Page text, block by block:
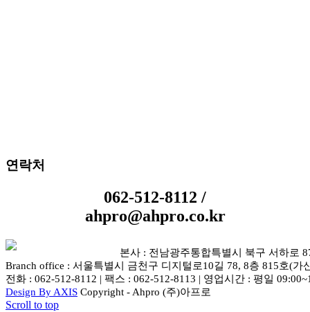
연락처
062-512-8112 /
ahpro@ahpro.co.kr
본사 : 전남광주통합특별시 북구 서하로
Branch office : 서울특별시 금천구 디지털로10길 78, 8층 815호(가
전화 : 062-512-8112 | 팩스 : 062-512-8113 | 영업시간 : 평일
Design By AXIS Copyright - Ahpro (주)아프로
Scroll to top